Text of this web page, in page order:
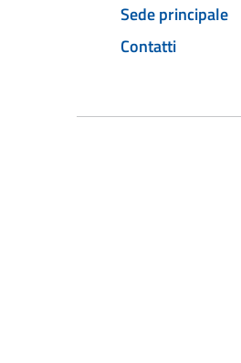
Sede principale
Contatti